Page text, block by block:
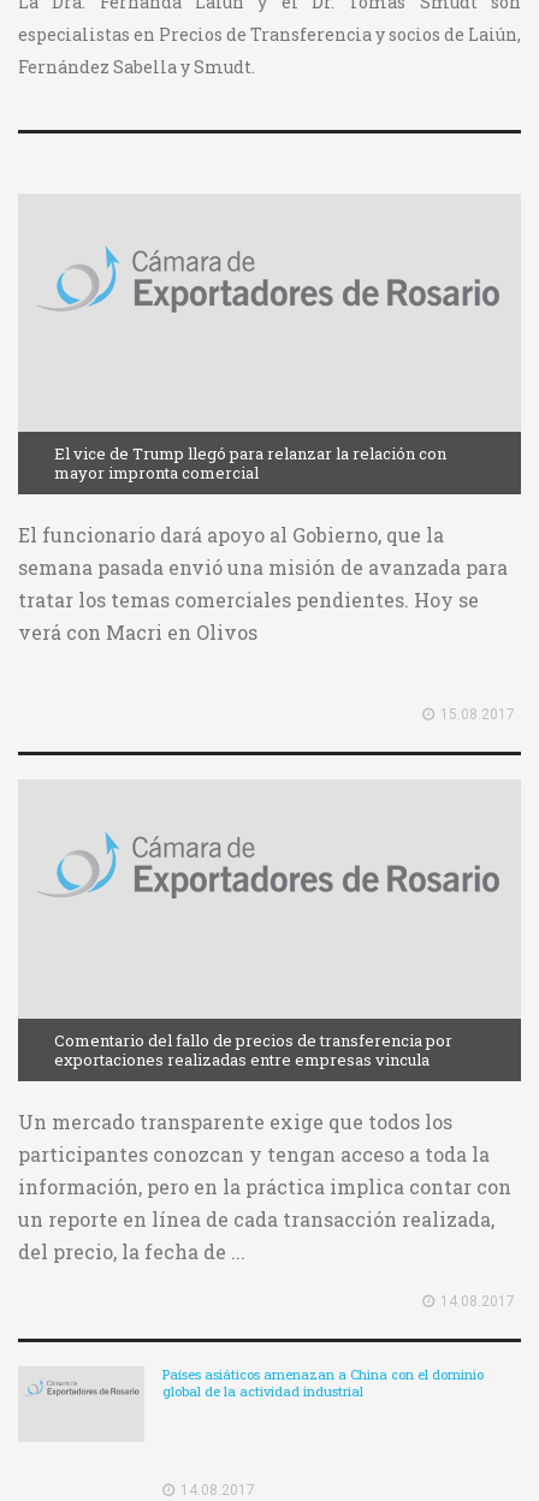
especialistas en Precios de Transferencia y socios de Laiún,
Fernández Sabella y Smudt.
El vice de Trump llegó para relanzar la relación con
mayor impronta comercial
El funcionario dará apoyo al Gobierno, que la
semana pasada envió una misión de avanzada para
tratar los temas comerciales pendientes. Hoy se
verá con Macri en Olivos
15.08.2017
Comentario del fallo de precios de transferencia por
exportaciones realizadas entre empresas vincula
Un mercado transparente exige que todos los
participantes conozcan y tengan acceso a toda la
información, pero en la práctica implica contar con
un reporte en línea de cada transacción realizada,
del precio, la fecha de ...
14.08.2017
Países asiáticos amenazan a China con el dominio
global de la actividad industrial
14.08.2017